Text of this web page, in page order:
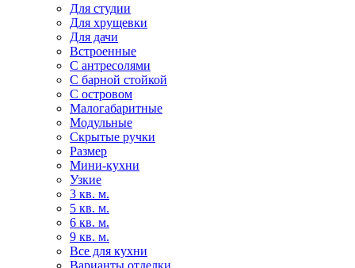
Для студии
Для хрущевки
Для дачи
Встроенные
С антресолями
С барной стойкой
С островом
Малогабаритные
Модульные
Скрытые ручки
Размер
Мини-кухни
Узкие
3 кв. м.
5 кв. м.
6 кв. м.
9 кв. м.
Все для кухни
Варианты отделки